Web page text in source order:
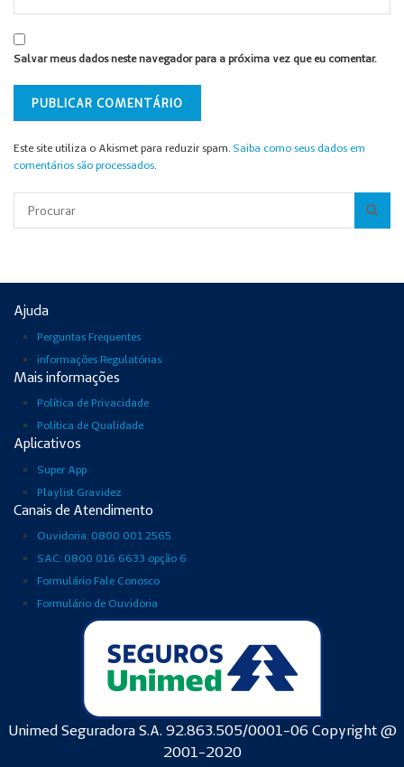
Salvar meus dados neste navegador para a próxima vez que eu comentar.
Este site utiliza o Akismet para reduzir spam. Saiba como seus dados em
comentários são processados.
Ajuda
Perguntas Frequentes
informações Regulatórias
Mais informações
Política de Privacidade
Política de Qualidade
Aplicativos
Super App
Playlist Gravidez
Canais de Atendimento
Ouvidoria: 0800 001 2565
SAC: 0800 016 6633 opção 6
Formulário Fale Conosco
Formulário de Ouvidoria
Unimed Seguradora S.A. 92.863.505/0001-06 Copyright @
2001-2020